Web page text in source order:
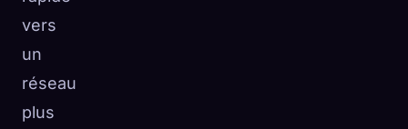
vers
un
réseau
plus